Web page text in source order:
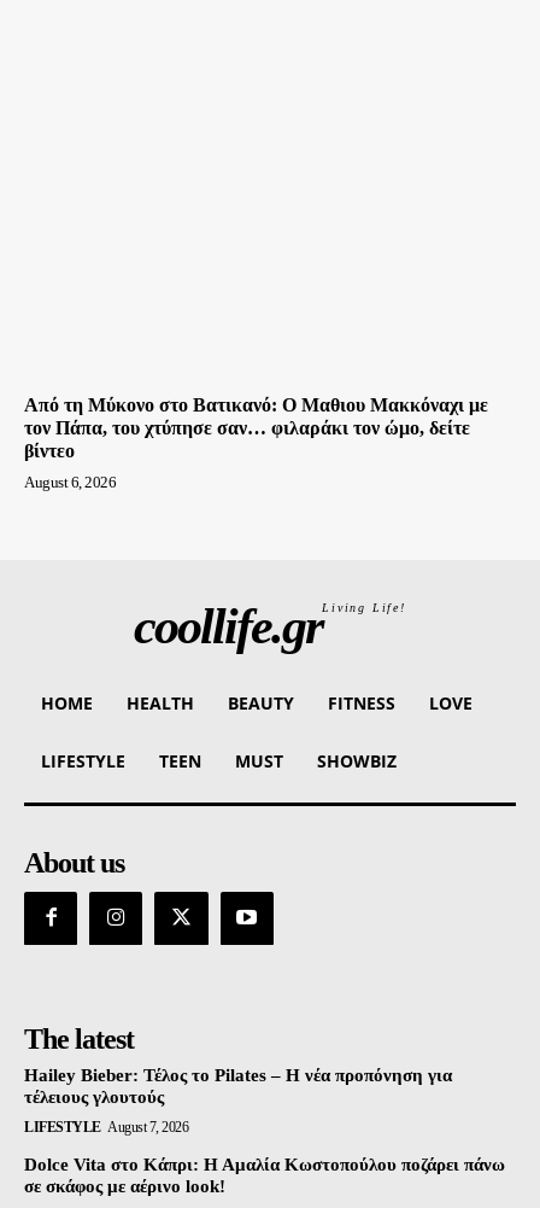
Από τη Μύκονο στο Βατικανό: Ο Μαθιου Μακκόναχι με
τον Πάπα, του χτύπησε σαν… φιλαράκι τον ώμο, δείτε
βίντεο
August 6, 2026
coollife.grLiving Life!
HOME HEALTH BEAUTY FITNESS LOVE
LIFESTYLE TEEN MUST SHOWBIZ
About us
The latest
Hailey Bieber: Τέλος το Pilates – Η νέα προπόνηση για
τέλειους γλουτούς
LIFESTYLE August 7, 2026
Dolce Vita στο Κάπρι: Η Αμαλία Κωστοπούλου ποζάρει πάνω
σε σκάφος με αέρινο look!